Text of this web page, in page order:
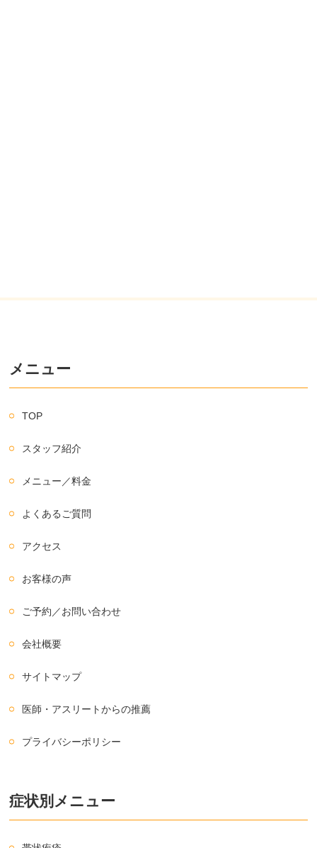
メニュー
TOP
スタッフ紹介
メニュー／料金
よくあるご質問
アクセス
お客様の声
ご予約／お問い合わせ
会社概要
サイトマップ
医師・アスリートからの推薦
プライバシーポリシー
症状別メニュー